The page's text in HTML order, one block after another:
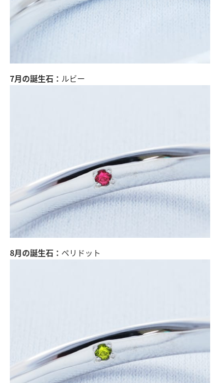
7月の誕生石： ルビー
8月の誕生石： ペリドット